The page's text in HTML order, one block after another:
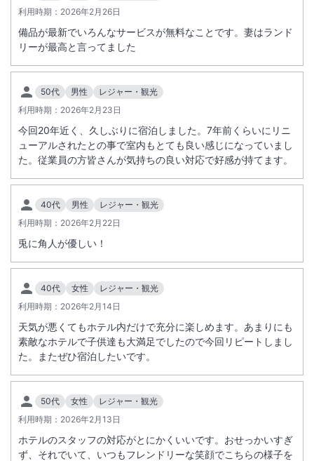
利用時期： 2026年2月26日
備品が最新でいろんなサービスが無料なことです。妻はランド
リーが最高と言ってました
50代 男性
レジャー・観光
利用時期： 2026年2月23日
今回20年近く、久しぶりに宿泊しました。7年前くらいにリニ
ューアルされたとの事で室内もとても良い感じになっていまし
た。従業員の方皆さんが気持ちの良い対応で好感が持てます。
40代 男性
レジャー・観光
利用時期： 2026年2月22日
兎に角人が優しい！
40代 女性
レジャー・観光
利用時期： 2026年2月14日
天気が悪くてもホテル内だけで充分に楽しめます。あまりにも
素敵なホテルで子供達も大満足でしたので今回リピートしまし
た。またぜひ宿泊したいです。
50代 女性
レジャー・観光
利用時期： 2026年2月13日
ホテルのスタッフの対応がとにかくいいです。おせっかいすぎ
ず、それでいて、いつもフレンドリーな笑顔でこちらの様子を